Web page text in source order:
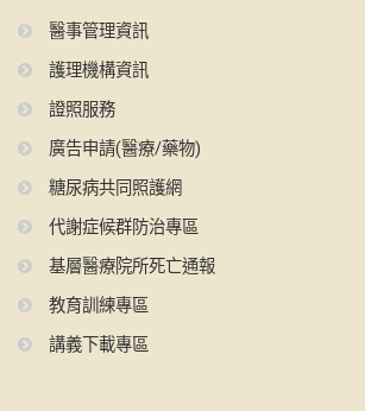
醫事管理資訊
護理機構資訊
證照服務
廣告申請(醫療/藥物)
糖尿病共同照護網
代謝症候群防治專區
基層醫療院所死亡通報
教育訓練專區
講義下載專區